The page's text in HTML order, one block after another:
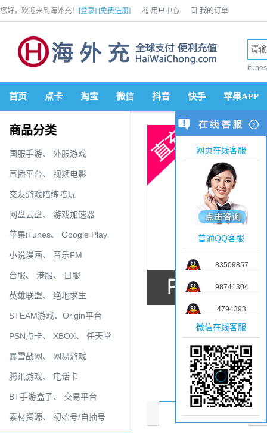
您好，欢迎来到海外充！ [登录] [免费注册]  用户中心  我的订单
首页 点卡 淘宝 微信 抖音 快手 苹果APP
商品分类
国服手游、 外服游戏
直播平台、 视频电影
交友游戏陪练陪玩
网盘云盘、 游戏加速器
苹果iTunes、 Google Play
小说漫画、 音乐FM
台服、 港服、 日服
英雄联盟、 绝地求生
STEAM游戏、 Origin平台
PSN点卡、 XBOX、 任天堂
暴雪战网、 网易游戏
腾讯游戏、 电话卡
BT手游盒子、 交易平台
素材资源、 初始号/自抽号 商品介绍
网页在线客服
普通QQ客服
83509857
98741304
4794393
微信在线客服